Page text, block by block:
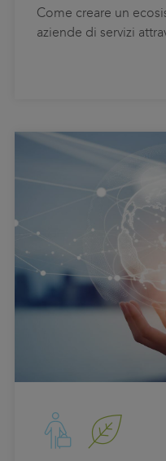
Come creare un
aziende di servizi